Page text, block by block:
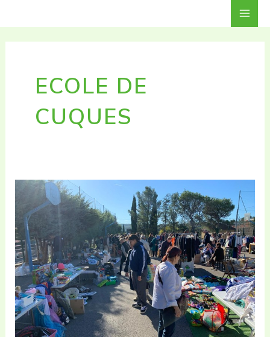
au
contenu
ECOLE DE
CUQUES